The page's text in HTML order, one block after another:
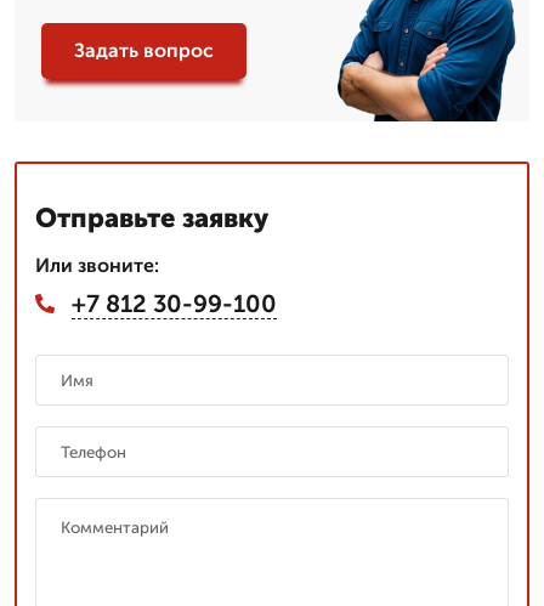
Задать вопрос
Отправьте заявку
Или звоните:
+7 812 30-99-100